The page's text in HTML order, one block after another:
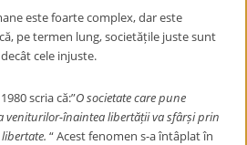
este foarte complex, dar este
pe termen lung, societățile juste sunt
cele injuste.
scria că:”O societate care pune
veniturilor-înaintea libertății va sfârși prin
“ Acest fenomen s-a întâplat în